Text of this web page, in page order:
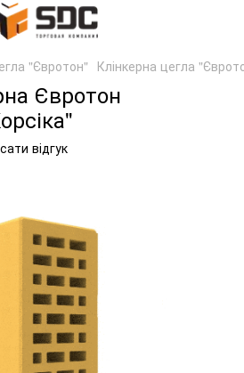
"Євротон" Клінкерна цегла
Євротон
відгук